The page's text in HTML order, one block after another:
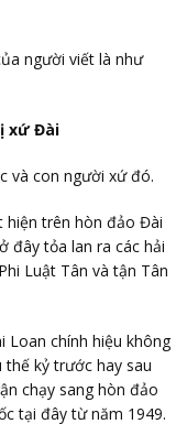
người viết là như
xứ Đài
và con người xứ đó.
hiện trên hòn đảo Đài
đây tỏa lan ra các hải
Luật Tân và tận Tân
Loan chính hiệu không
kỷ trước hay sau
chạy sang hòn đảo
tại đây từ năm 1949.